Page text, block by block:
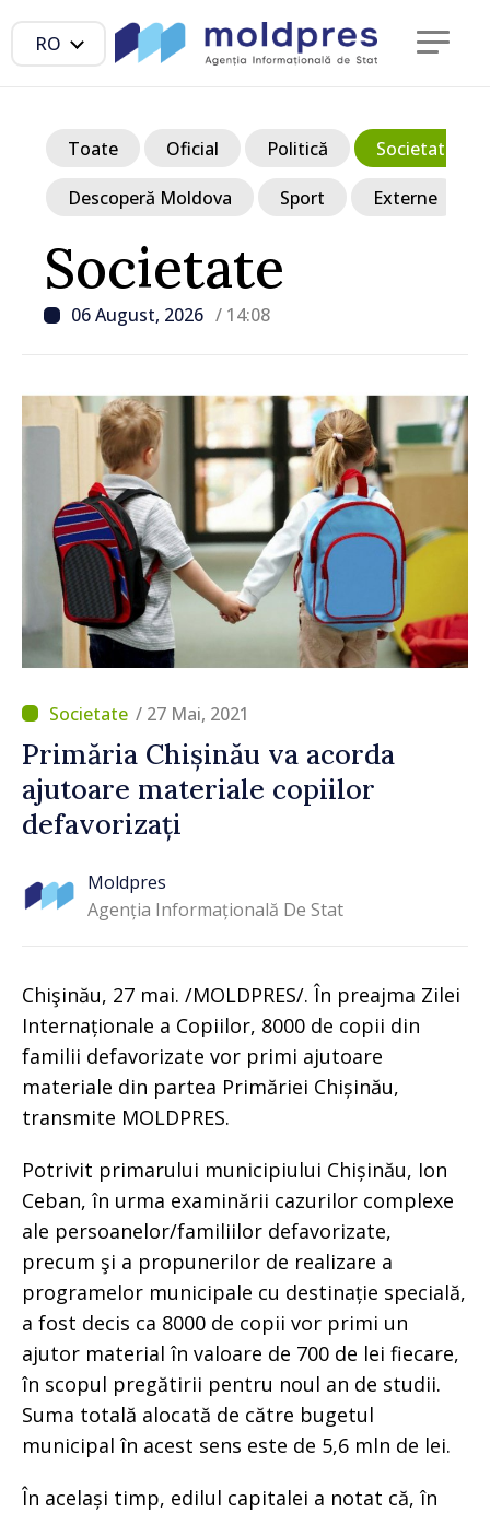
RO
Societate
06 August, 2026 / 14:08
Toate Oficial Politică Societate
Descoperă Moldova Sport Externe
/ 27 Mai, 2021
Primăria Chișinău va acorda
ajutoare materiale copiilor
defavorizați
Moldpres
Agenția Informațională De Stat
Chişinău, 27 mai. /MOLDPRES/. În preajma Zilei
Internaționale a Copiilor, 8000 de copii din
familii defavorizate vor primi ajutoare
materiale din partea Primăriei Chișinău,
transmite MOLDPRES.
Potrivit primarului municipiului Chișinău, Ion
Ceban, în urma examinării cazurilor complexe
ale persoanelor/familiilor defavorizate,
precum şi a propunerilor de realizare a
programelor municipale cu destinație specială,
a fost decis ca 8000 de copii vor primi un
ajutor material în valoare de 700 de lei fiecare,
în scopul pregătirii pentru noul an de studii.
Suma totală alocată de către bugetul
municipal în acest sens este de 5,6 mln de lei.
În același timp, edilul capitalei a notat că, în